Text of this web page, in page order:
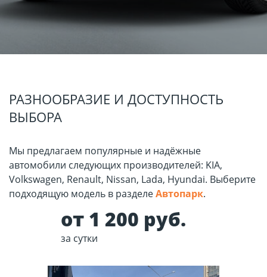
РАЗНООБРАЗИЕ И ДОСТУПНОСТЬ
ВЫБОРА
Мы предлагаем популярные и надёжные
автомобили следующих производителей: KIA,
Volkswagen, Renault, Nissan, Lada, Hyundai. Выберите
подходящую модель в разделеАвтопарк.
от 1 200 руб.
за сутки